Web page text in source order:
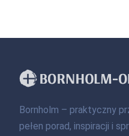
Bornholm – praktyczny
pełen porad, inspiracji i